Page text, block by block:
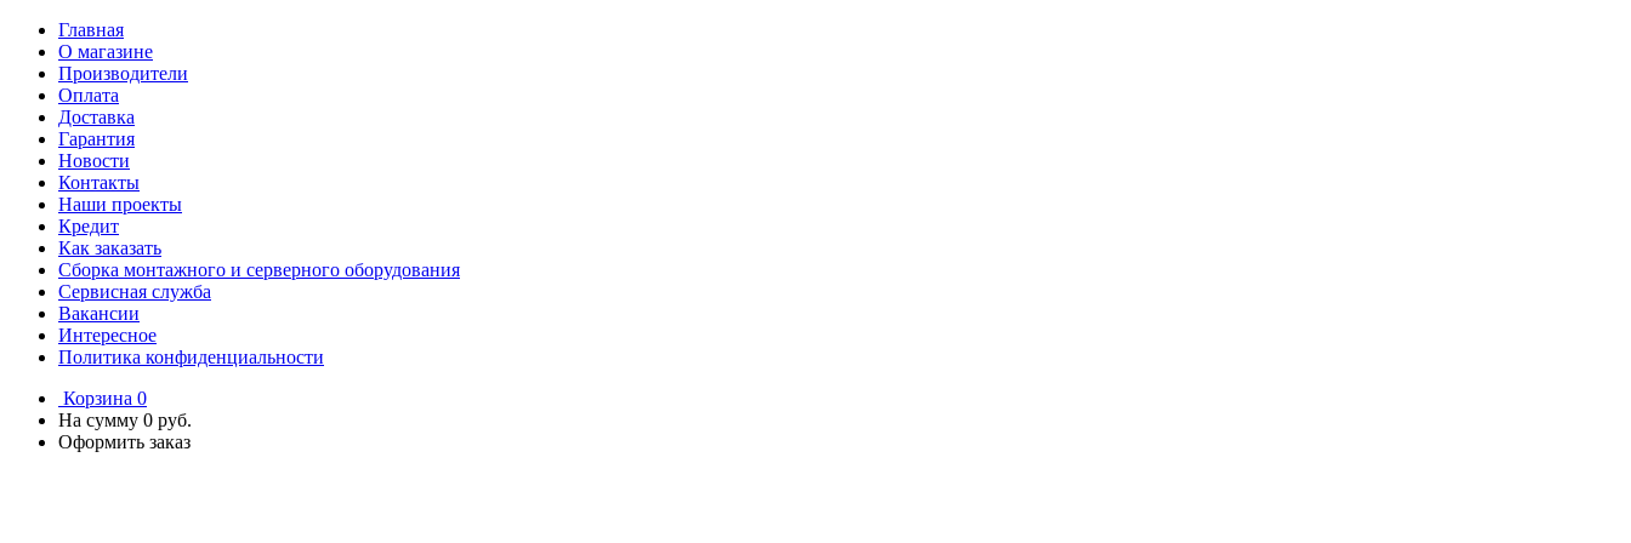
Главная
О магазине
Производители
Оплата
Доставка
Гарантия
Новости
Контакты
Наши проекты
Кредит
Как заказать
Сборка монтажного и серверного оборудования
Сервисная служба
Вакансии
Интересное
Политика конфиденциальности
Корзина 0
На сумму 0 руб.
Оформить заказ